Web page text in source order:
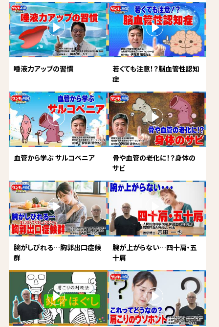
唾液力アップの習慣
若くても注意！？脳血管性認知
症
血管から学ぶ サルコペニア
骨や血管の老化に！？身体の
サビ
腕がしびれる…胸郭出口症候
群
腕が上がらない…四十肩・五
十肩